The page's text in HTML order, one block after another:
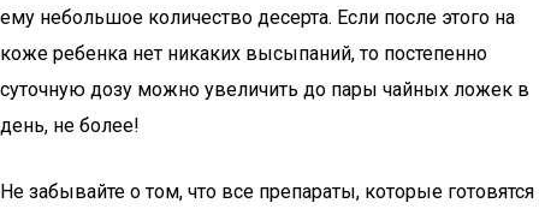
ему небольшое количество десерта. Если после этого на
коже ребенка нет никаких высыпаний, то постепенно
суточную дозу можно увеличить до пары чайных ложек в
день, не более!
Не забывайте о том, что все препараты, которые готовятся